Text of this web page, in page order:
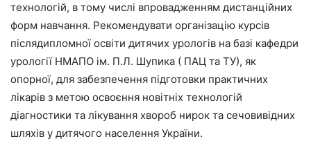
технологій, в тому числі впровадженням дистанційних
форм навчання. Рекомендувати організацію курсів
післядипломної освіти дитячих урологів на базі кафедри
урології НМАПО ім. П.Л. Шупика ( ПАЦ та ТУ), як
опорної, для забезпечення підготовки практичних
лікарів з метою освоєння новітніх технологій
діагностики та лікування хвороб нирок та сечовивідних
шляхів у дитячого населення України.